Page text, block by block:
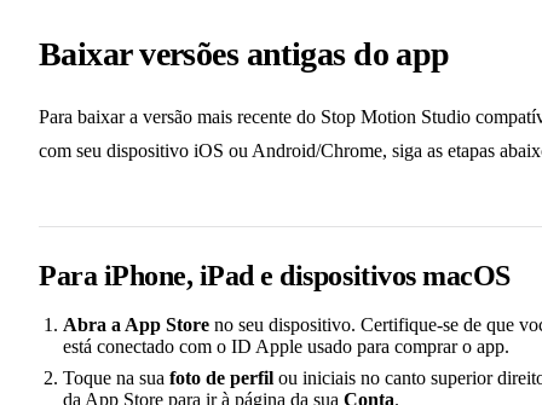
Baixar versões antigas do app
Para baixar a versão mais recente do Stop Motion Studio
com seu dispositivo iOS ou Android/Chrome, siga as etapas
Para iPhone, iPad e dispositivos macOS
Abra a App Store no seu dispositivo. Certifique-se de que
está conectado com o ID Apple usado para comprar o app.
Toque na sua foto de perfil ou iniciais no canto superior
da App Store para ir à página da sua Conta.